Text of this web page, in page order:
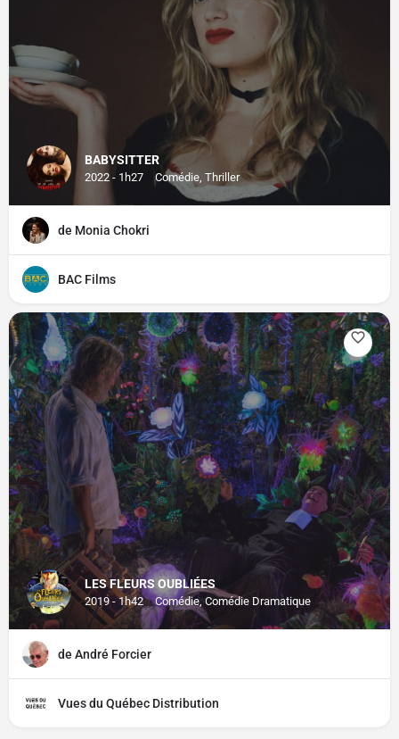
BABYSITTER
2022 - 1h27 Comédie, Thriller
de Monia Chokri
BAC Films
LES FLEURS OUBLIÉES
2019 - 1h42 Comédie, Comédie Dramatique
de André Forcier
Vues du Québec Distribution